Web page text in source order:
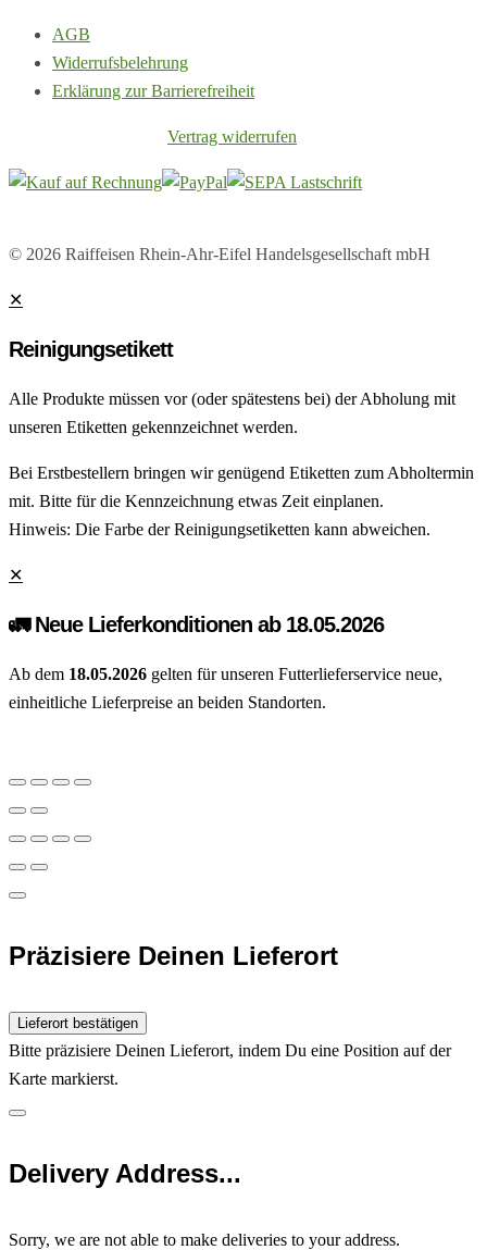
AGB
Widerrufsbelehrung
Erklärung zur Barrierefreiheit
Vertrag widerrufen
© 2026 Raiffeisen Rhein-Ahr-Eifel Handelsgesellschaft mbH
✕
Reinigungsetikett
Alle Produkte müssen vor (oder spätestens bei) der Abholung mit
unseren Etiketten gekennzeichnet werden.
Bei Erstbestellern bringen wir genügend Etiketten zum Abholtermin
mit. Bitte für die Kennzeichnung etwas Zeit einplanen.
Hinweis: Die Farbe der Reinigungsetiketten kann abweichen.
✕
🚛 Neue Lieferkonditionen ab 18.05.2026
Ab dem 18.05.2026 gelten für unseren Futterlieferservice neue,
einheitliche Lieferpreise an beiden Standorten.
Präzisiere Deinen Lieferort
Lieferort bestätigen
Bitte präzisiere Deinen Lieferort, indem Du eine Position auf der
Karte markierst.
Delivery Address...
Sorry, we are not able to make deliveries to your address.